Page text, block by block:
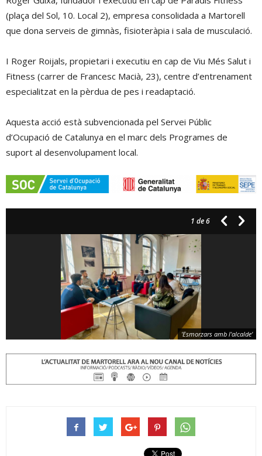
(plaça del Sol, 10. Local 2), empresa consolidada a Martorell
que dona serveis de gimnàs, fisioteràpia i sala de musculació.
I Roger Roijals, propietari i executiu en cap de Viu Més Salut i
Fitness (carrer de Francesc Macià, 23), centre d’entrenament
especialitzat en la pèrdua de pes i readaptació.
Aquesta acció està subvencionada pel Servei Públic
d’Ocupació de Catalunya en el marc dels Programes de
suport al desenvolupament local.
1 de 6
'Esmorzars amb l'alcalde'